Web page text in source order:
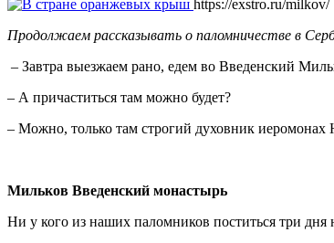
https://exstro.ru/milkov/
Продолжаем рассказывать о паломничестве в
– Завтра выезжаем рано, едем во Введенский
– А причаститься там можно будет?
– Можно, только там строгий духовник иеромонах
Мильков Введенский монастырь
Ни у кого из наших паломников поститься три